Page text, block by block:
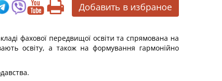
Добавить в избраное
фахової передвищої освіти та спрямована на
освіту, а також на формування гармонійно